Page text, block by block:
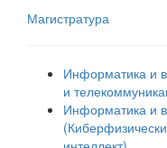
Магистратура
Информатика и
и
Информатика и